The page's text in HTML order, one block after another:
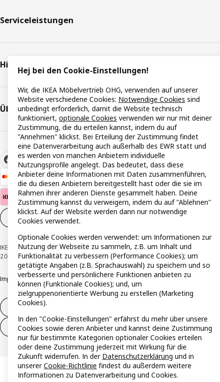
Serviceleistungen
Hilfe & Support
Über IKEA
Cookie-Einstellungen
IKEA Österreich - Südring, 2334 Vösendorf © Inter IKEA Systems B.V. 1999-
2026
ImpressumDatenschutzerklärungCookie RichtlinieResponsible Disclosure
Widerruf / Rückgabe
Widerrufsrecht ausüben (Services)
Hej bei den Cookie-Einstellungen!
Wir, die IKEA Möbelvertrieb OHG, verwenden auf unserer
Website verschiedene Cookies: Notwendige Cookies sind
unbedingt erforderlich, damit die Website technisch
funktioniert, optionale Cookies verwenden wir nur mit deiner
Zustimmung, die du erteilen kannst, indem du auf
"Annehmen" klickst. Bei Erteilung der Zustimmung findet
eine Datenverarbeitung auch außerhalb des EWR statt und
es werden von manchen Anbietern individuelle
Nutzungsprofile angelegt. Das bedeutet, dass diese
Anbieter deine Informationen mit Daten zusammenführen,
die du diesen Anbietern bereitgestellt hast oder die sie im
Rahmen ihrer anderen Dienste gesammelt haben. Deine
Zustimmung kannst du verweigern, indem du auf "Ablehnen"
klickst. Auf der Website werden dann nur notwendige
Cookies verwendet.
Optionale Cookies werden verwendet: um Informationen zur
Nutzung der Webseite zu sammeln, z.B. um Inhalt und
Funktionalität zu verbessern (Performance Cookies); um
getätigte Angaben (z.B. Sprachauswahl) zu speichern und so
verbesserte und persönlichere Funktionen anbieten zu
können (Funktionale Cookies); und, um
zielgruppenorientierte Werbung zu erstellen (Marketing
Cookies).
In den "Cookie-Einstellungen" erfährst du mehr über unsere
Cookies sowie deren Anbieter und kannst deine Zustimmung
nur für bestimmte Kategorien optionaler Cookies erteilen
oder deine Zustimmung jederzeit mit Wirkung für die
Zukunft widerrufen. In der Datenschutzerklärung und in
unsererCookie-Richtlinie findest du außerdem weitere
Informationen zu Datenverarbeitung und Cookies.